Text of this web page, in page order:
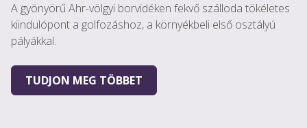
A gyönyörű Ahr-völgyi borvidéken fekvő szálloda tökéletes
kiindulópont a golfozáshoz, a környékbeli első osztályú
pályákkal.
TUDJON MEG TÖBBET